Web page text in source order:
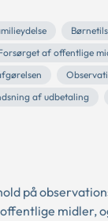
af offentlige
af udbetaling
på
midler,